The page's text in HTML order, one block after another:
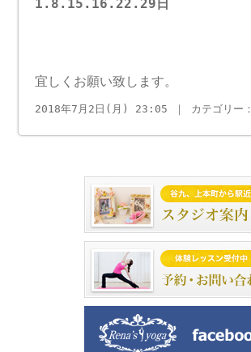
1.8.15.16.22.29日
宜しくお願い致します。
2018年7月2日(月) 23:05 ｜ カテゴリー：